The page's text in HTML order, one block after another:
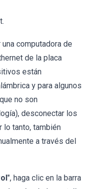
computadora de
de la placa
están
y para algunos
no son
desconectar los
lo tanto, también
a través del
", haga clic en la barra